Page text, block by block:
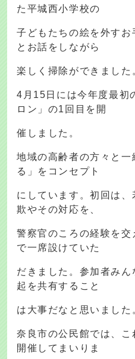
た平城西小学校の
子どもたちの絵を外すお
とお話をしながら
楽しく掃除ができました
4月15日には今年度最初
ロン」の1回目を開
催しました。
地域の高齢者の方々と
る」をコンセプト
にしています。初回は
欺やその対応を、
警察官のころの経験を交
で一席設けていた
だきました。参加者み
起を共有すること
は大事だなと思いました
奈良市の公民館では、
開催してまいりま